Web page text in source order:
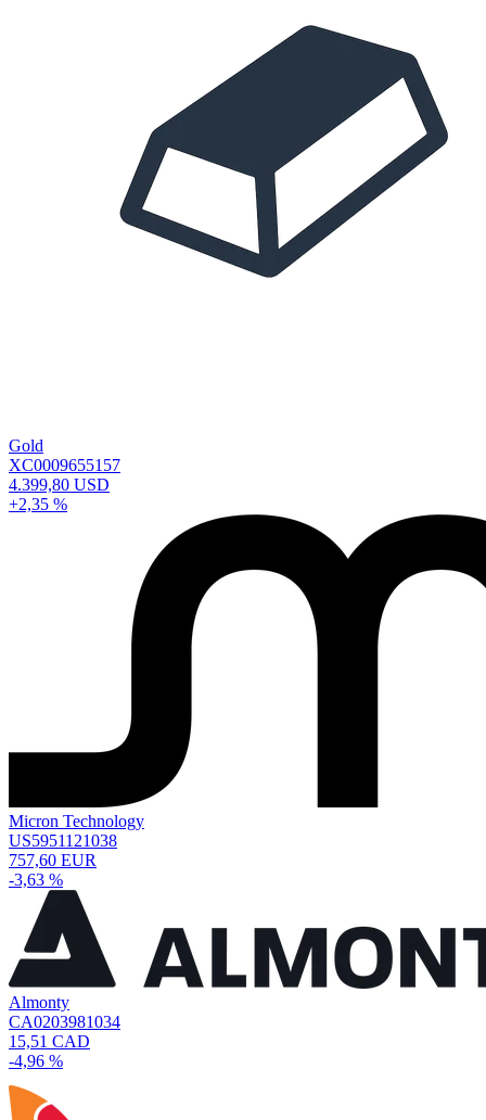
Gold
XC0009655157
4.399,80 USD
+2,35 %
Micron Technology
US5951121038
757,60 EUR
-3,63 %
Almonty
CA0203981034
15,51 CAD
-4,96 %